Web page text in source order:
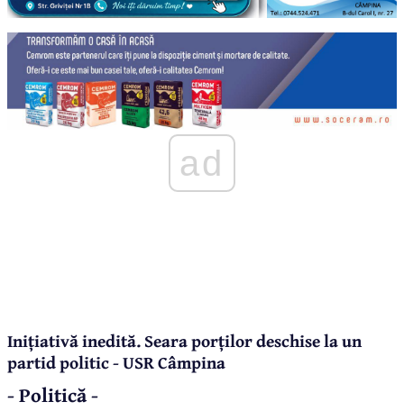
ad
Inițiativă inedită. Seara porților deschise la un
partid politic - USR Câmpina
- Politică -